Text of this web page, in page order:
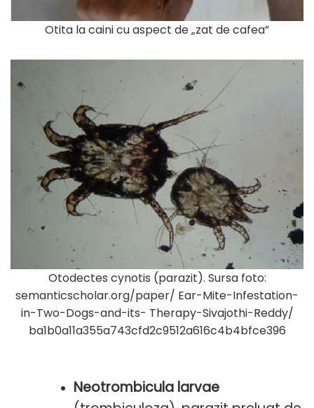
Otita la caini cu aspect de „zat de cafea”
Otodectes cynotis (parazit). Sursa foto:
semanticscholar.org/paper/ Ear-Mite-Infestation-
in-Two-Dogs-and-its- Therapy-Sivajothi-Reddy/
ba1b0a11a355a743cfd2c9512a616c4b4bfce396
Neotrombicula larvae